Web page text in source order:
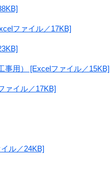
ファイル／17KB]
事用） [Excelファイル／15KB]
ァイル／17KB]
ル／24KB]